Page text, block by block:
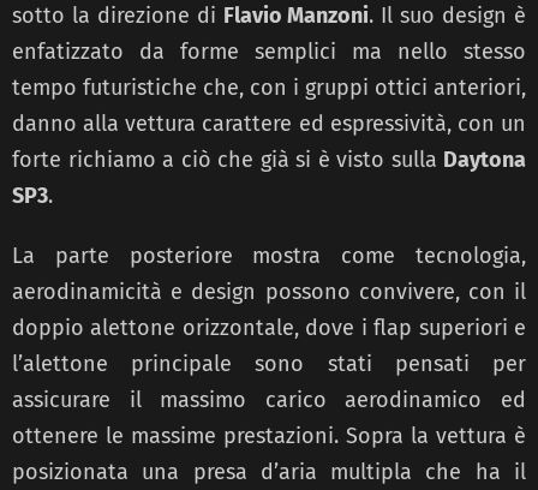
sotto la direzione di Flavio Manzoni. Il suo design è
enfatizzato da forme semplici ma nello stesso
tempo futuristiche che, con i gruppi ottici anteriori,
danno alla vettura carattere ed espressività, con un
forte richiamo a ciò che già si è visto sulla Daytona
SP3.
La parte posteriore mostra come tecnologia,
aerodinamicità e design possono convivere, con il
doppio alettone orizzontale, dove i flap superiori e
l’alettone principale sono stati pensati per
assicurare il massimo carico aerodinamico ed
ottenere le massime prestazioni. Sopra la vettura è
posizionata una presa d’aria multipla che ha il